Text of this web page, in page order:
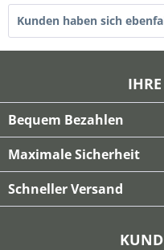
Kunden haben sich
Bequem Bezahlen
Maximale Sicherheit
Schneller Versand